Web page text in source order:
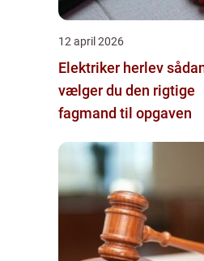
12 april 2026
Elektriker herlev sådan
vælger du den rigtige
fagmand til opgaven